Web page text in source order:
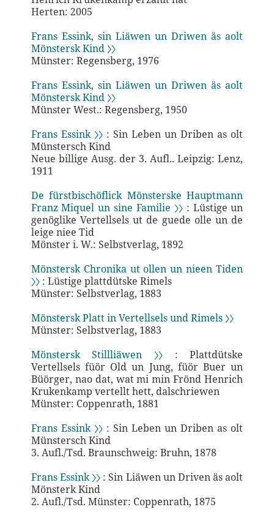
Herten: 2005
Frans Essink, sin Liäwen un Driwen äs aolt
Mönstersk Kind 〉〉
Münster: Regensberg, 1976
Frans Essink, sin Liäwen un Driwen äs aolt
Mönstersk Kind 〉〉
Münster West.: Regensberg, 1950
Frans Essink 〉〉: Sin Leben un Driben as olt
Münstersch Kind
Neue billige Ausg. der 3. Aufl.. Leipzig: Lenz,
1911
De fürstbischöflick Mönsterske Hauptmann
Franz Miquel un sine Familie 〉〉: Lüstige un
genöglike Vertellsels ut de guede olle un de
leige niee Tid
Mönster i. W.: Selbstverlag, 1892
Mönstersk Chronika ut ollen un nieen Tiden
〉〉: Lüstige plattdütske Rimels
Münster: Selbstverlag, 1883
Mönstersk Platt in Vertellsels und Rimels 〉〉
Münster: Selbstverlag, 1883
Mönstersk Stillliäwen 〉〉 : Plattdütske
Vertellsels füör Old un Jung, füör Buer un
Büörger, nao dat, wat mi min Frönd Henrich
Krukenkamp vertellt hett, dalschriewen
Münster: Coppenrath, 1881
Frans Essink 〉〉: Sin Leben un Driben as olt
Münstersch Kind
3. Aufl./Tsd. Braunschweig: Bruhn, 1878
Frans Essink 〉〉 : Sin Liäwen un Driven äs aolt
Mönsterk Kind
2. Aufl./Tsd. Münster: Coppenrath, 1875